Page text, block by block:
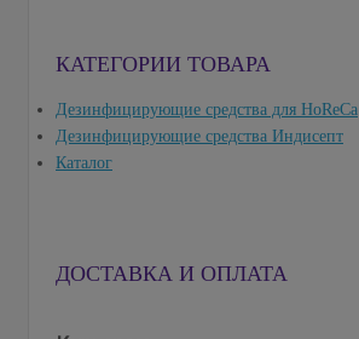
КАТЕГОРИИ ТОВАРА
Дезинфицирующие средства для HoReCa
Дезинфицирующие средства Индисепт
Каталог
ДОСТАВКА И ОПЛАТА